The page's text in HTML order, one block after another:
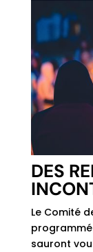
DES
Le Comité
programmé
sauront